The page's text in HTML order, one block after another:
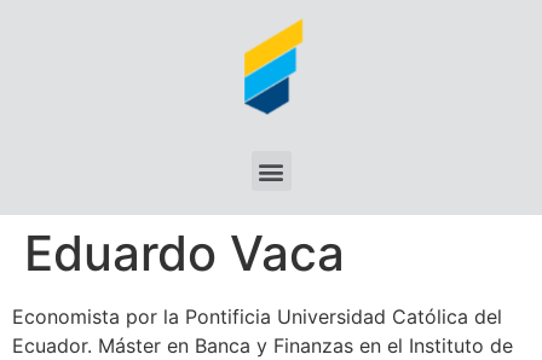
Eduardo Vaca
Economista por la Pontificia Universidad Católica del
Ecuador. Máster en Banca y Finanzas en el Instituto de